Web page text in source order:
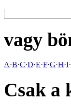
vagy
A·B·C·D·E·F·G·H·I·
Csak a